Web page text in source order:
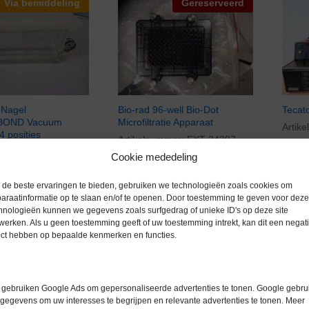
Cookie mededeling
de beste ervaringen te bieden, gebruiken we technologieën zoals cookies om
op te slaan en/of te openen. Door toestemming te geven voor deze
kunnen we gegevens zoals surfgedrag of unieke ID's op deze site
Als u geen toestemming geeft of uw toestemming intrekt, kan dit een
hebben op bepaalde kenmerken en functies.
gebruiken Google Ads om gepersonaliseerde advertenties te tonen. Google
om uw interesses te begrijpen en relevante advertenties te tonen. Meer
Via bemiddeling
Vacuum
posities
btw
Gereserveerd
Bio-rad 96-well Bio-Dot
Microfiltratie Apparaat
Artikelnummer:EXT 24397